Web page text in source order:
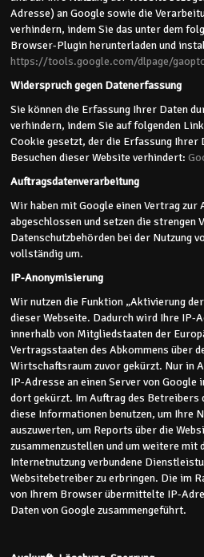
Adresse) an Google sowie die
verhindern, indem Sie das unter dem
Browser-Plugin herunterladen und
https://tools.google.com/dlpage/
Widerspruch gegen Datenerfassung
Sie können die Erfassung Ihrer Daten
verhindern, indem Sie auf folgenden
Cookie gesetzt, der die Erfassung Ihrer
Besuchen dieser Website verhindert:
Auftragsdatenverarbeitung
Wir haben mit Google einen Vertrag
abgeschlossen und setzen die strengen
Datenschutzbehörden bei der Nutzung
vollständig um.
IP-Anonymisierung
Wir nutzen die Funktion „Aktivierung
dieser Webseite. Dadurch wird Ihre IP-
innerhalb von Mitgliedstaaten der
Vertragsstaaten des Abkommens über
Wirtschaftsraum zuvor gekürzt. Nur in
IP-Adresse an einen Server von Google
dort gekürzt. Im Auftrag des Betreibers
diese Informationen benutzen, um Ihre
auszuwerten, um Reports über die
zusammenzustellen und um weitere mit
Internetnutzung verbundene
Websitebetreiber zu erbringen. Die im
von Ihrem Browser übermittelte IP-
Daten von Google zusammengeführt.